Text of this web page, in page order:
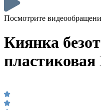
Посмотрите
Киянка